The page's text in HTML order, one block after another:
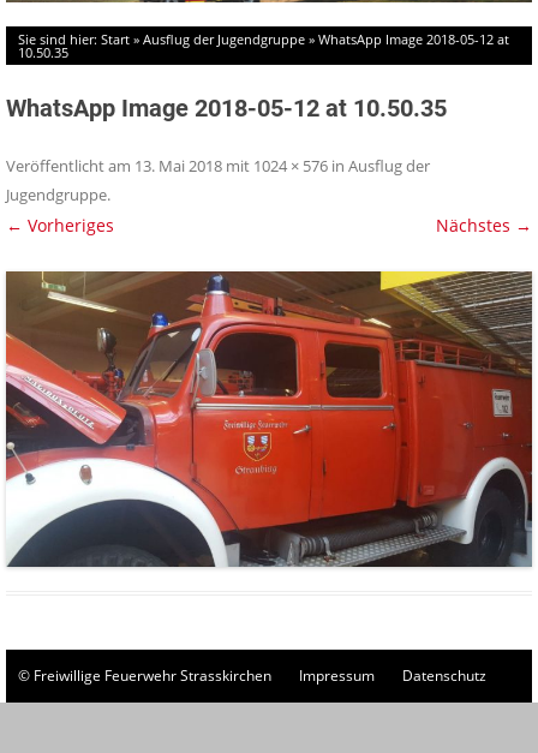
Sie sind hier: Start » Ausflug der Jugendgruppe » WhatsApp Image 2018-05-12 at
10.50.35
WhatsApp Image 2018-05-12 at 10.50.35
Veröffentlicht am 13. Mai 2018 mit 1024 × 576 in Ausflug der
Jugendgruppe.
← Vorheriges Nächstes →
© Freiwillige Feuerwehr Strasskirchen Impressum Datenschutz